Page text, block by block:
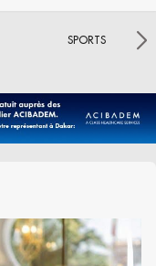
SPORTS